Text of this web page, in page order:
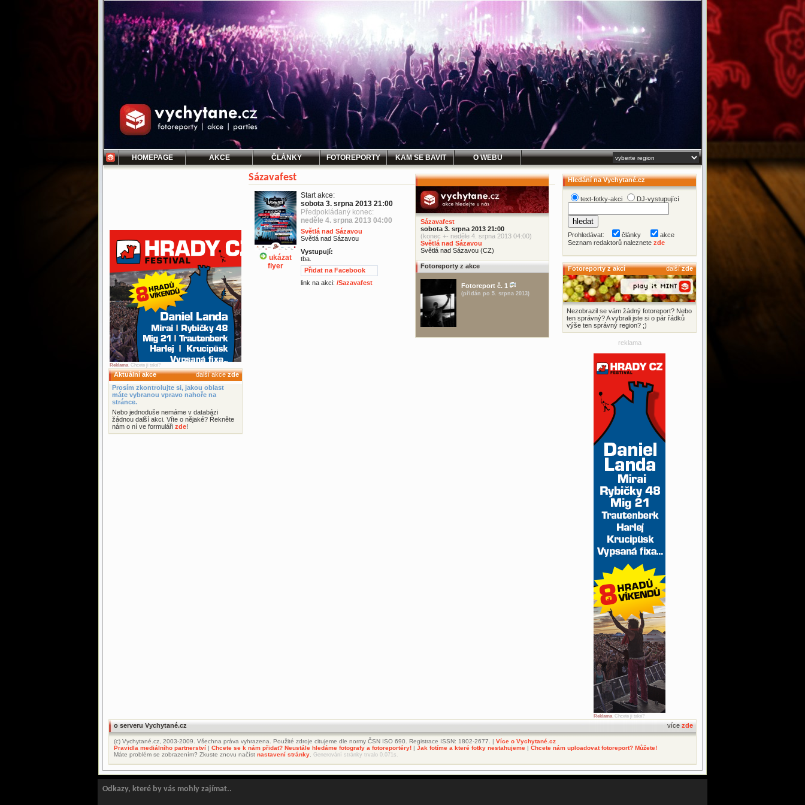
HOMEPAGE AKCE ČLÁNKY FOTOREPORTY KAM SE BAVIT O WEBU
Reklama. Chcete ji také?
Aktuální akce další akcezde
Prosím zkontrolujte si, jakou oblast
máte vybranou vpravo nahoře na
stránce.
Nebo jednoduše nemáme v databázi
žádnou další akci. Víte o nějaké? Řekněte
nám o ní ve formuláři zde!
Sázavafest
sobota 3. srpna 2013 21:00
(konec +- neděle 4. srpna 2013 04:00)
Světlá nad Sázavou
Světlá nad Sázavou (CZ)
Fotoreporty z akce
Fotoreport č. 1
(přidán po 5. srpna 2013)
Sázavafest
ukázat
flyer
Start akce:
sobota 3. srpna 2013 21:00
Předpokládaný konec:
neděle 4. srpna 2013 04:00
Světlá nad Sázavou
Světlá nad Sázavou
Vystupují:
tba.
Přidat na Facebook
link na akci: /Sazavafest
Hledání na Vychytané.cz
text-fotky-akci DJ-vystupující
Prohledávat: články
akce
Seznam redaktorů naleznete zde
Fotoreporty z akcí dalšízde
Nezobrazil se vám žádný fotoreport? Nebo
ten správný? A vybrali jste si o pár řádků
výše ten správný region? ;)
reklama
Reklama. Chcete ji také?
o serveru Vychytané.cz více zde
(c) Vychytané.cz, 2003-2009. Všechna práva vyhrazena. Použité zdroje citujeme dle normy ČSN ISO 690. Registrace ISSN: 1802-2677. | Více o Vychytané.cz
Pravidla mediálního partnerství | Chcete se k nám přidat? Neustále hledáme fotografy a fotoreportéry! | Jak fotíme a které fotky nestahujeme | Chcete nám uploadovat fotoreport? Můžete!
Máte problém se zobrazením? Zkuste znovu načíst nastavení stránky Generování stránky trvalo 0.071s.
Odkazy, které by vás mohly zajímat..